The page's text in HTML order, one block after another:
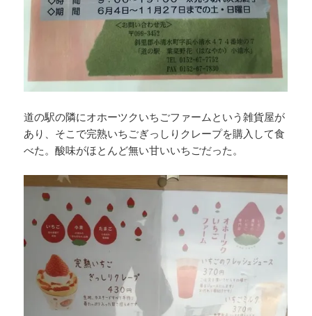
道の駅の隣にオホーツクいちごファームという雑貨屋が
あり、そこで完熟いちごぎっしりクレープを購入して食
べた。酸味がほとんど無い甘いいちごだった。